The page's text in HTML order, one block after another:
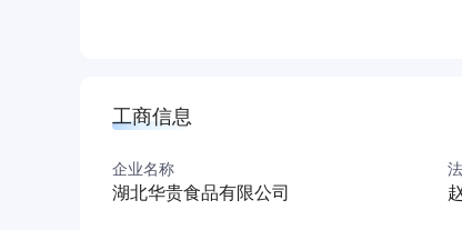
种、开展标准化种植和生产，保护价收购
公司注重产学研协同发展，在与武汉大学胡
成果应用到藕带加工，还开展了《藕带专用
个，是“湖北泡藕带”地方标准制订的唯一企
工商信息
企业名称
湖北华贵食品有限公司